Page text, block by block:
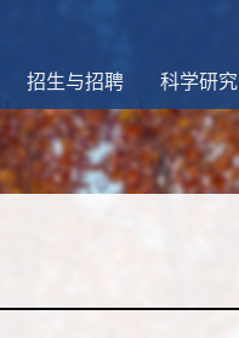
招生与招聘 科学研究